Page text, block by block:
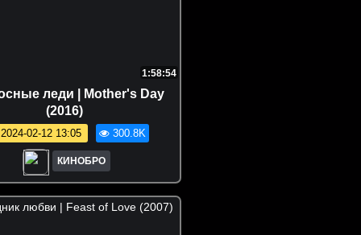
1:58:54
леди | Mother's Day
(2016)
2024-02-12 13:05 300.8K
КИНОБРО